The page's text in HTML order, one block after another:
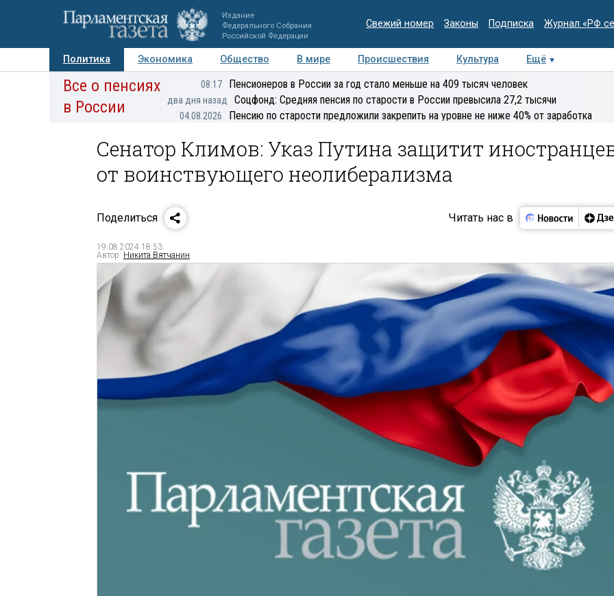
Издание
Федерального Собрания
Российской Федерации
Свежий номер Законы Подписка Журнал «РФ
Политика Экономика Общество В мире Происшествия Культура Ещё
Авторы Персоны Мнения Регионы Медиацентр Интервью Колумнисты
Все о пенсиях
в России
08:17 Пенсионеров в России за год стало меньше на 409 тысяч человек
два дня назад Соцфонд: Средняя пенсия по старости в России превысила 27,2 тысячи
04.08.2026 Пенсию по старости предложили закрепить на уровне не ниже 40% от заработка
Сенатор Климов: Указ Путина защитит
от воинствующего неолиберализма
Поделиться Читать нас в
19.08.2024 18:53
Автор: Никита Вятчанин